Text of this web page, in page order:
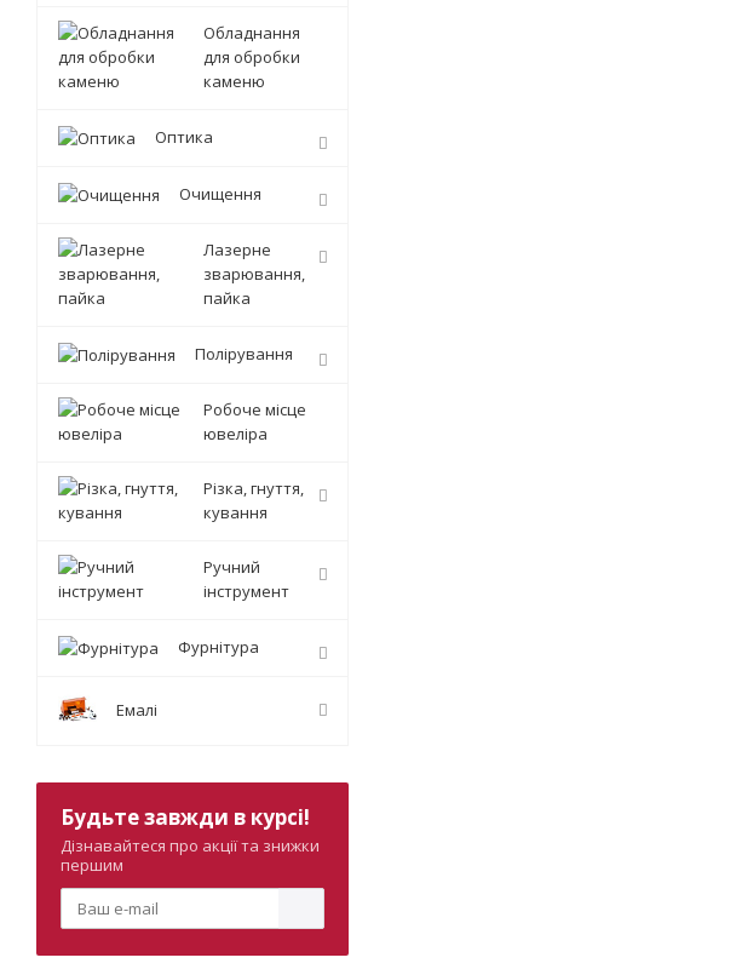
Обладнання
для обробки
каменю
Оптика
Очищення
Лазерне
зварювання,
пайка
Полірування
Робоче місце
ювеліра
Різка, гнуття,
кування
Ручний
інструмент
Фурнітура
Емалі
Будьте завжди в курсі!
Дізнавайтеся про акції та знижки
першим